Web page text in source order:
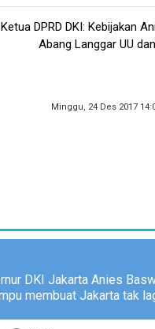
Ketua DPRD DKI: Kebijakan
Abang Langgar UU
Minggu, 24 Des 2017
DKI Jakarta Anies
membuat Jakarta tak